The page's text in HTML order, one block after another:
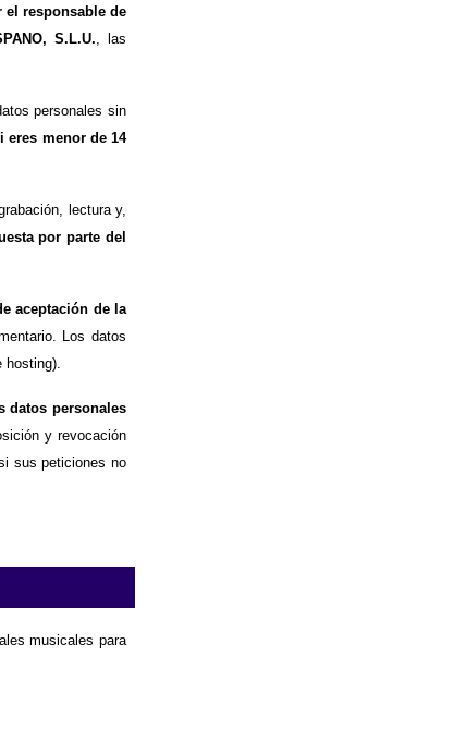
el responsable de
S.L.U. , las
personales sin
eres menor de 14
lectura y,
por parte del
aceptación de la
Los datos
datos personales
y revocación
sus peticiones no
musicales para